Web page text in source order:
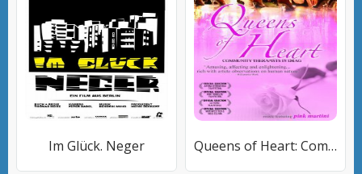
Im Glück. Neger Queens of Heart: Community Therapists in Drag